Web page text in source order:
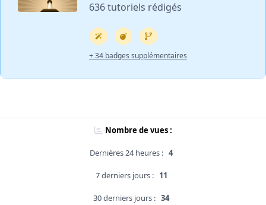
636 tutoriels rédigés
+ 34 badges supplémentaires
Nombre de vues :
Dernières 24 heures : 4
7 derniers jours : 11
30 derniers jours : 34